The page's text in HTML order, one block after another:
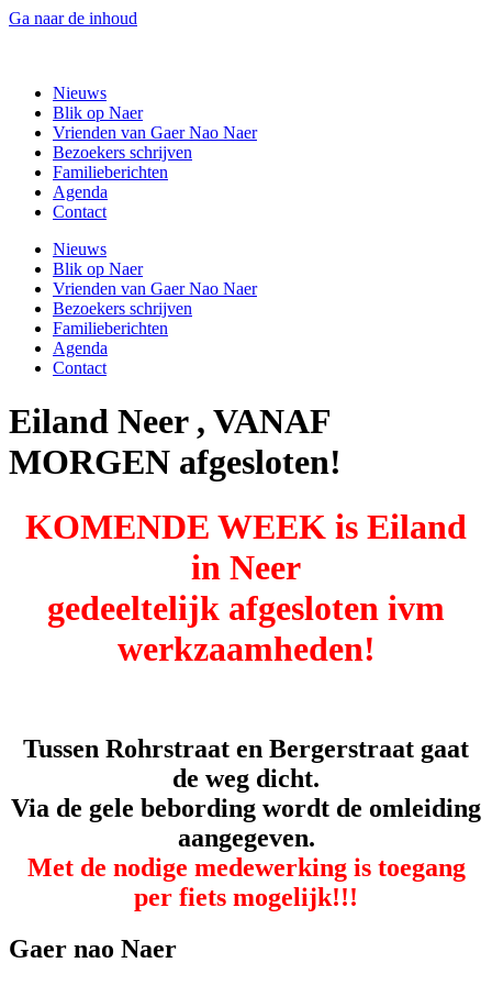
Ga naar de inhoud
Nieuws
Blik op Naer
Vrienden van Gaer Nao Naer
Bezoekers schrijven
Familieberichten
Agenda
Contact
Nieuws
Blik op Naer
Vrienden van Gaer Nao Naer
Bezoekers schrijven
Familieberichten
Agenda
Contact
Eiland Neer , VANAF
MORGEN afgesloten!
KOMENDE WEEK is Eiland
in Neer
gedeeltelijk afgesloten ivm
werkzaamheden!
Tussen Rohrstraat en Bergerstraat gaat
de weg dicht.
Via de gele bebording wordt de omleiding
aangegeven.
Met de nodige medewerking is toegang
per fiets mogelijk!!!
Gaer nao Naer